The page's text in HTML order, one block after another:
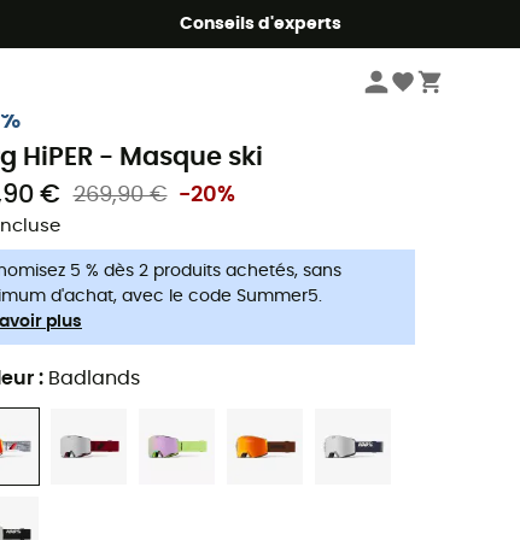
Conseils d'experts
HiPER - Masque ski
€
269,90 € -20%
incluse
5 % dès 2 produits achetés, sans
d'achat, avec le code Summer5.
plus
: Badlands